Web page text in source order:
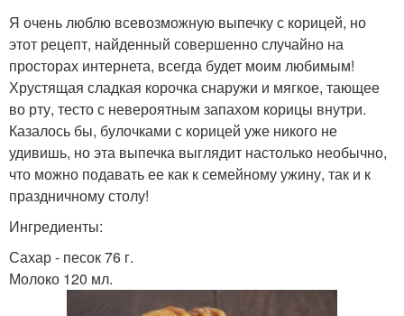
Я очень люблю всевозможную выпечку с корицей, но
этот рецепт, найденный совершенно случайно на
просторах интернета, всегда будет моим любимым!
Хрустящая сладкая корочка снаружи и мягкое, тающее
во рту, тесто с невероятным запахом корицы внутри.
Казалось бы, булочками с корицей уже никого не
удивишь, но эта выпечка выглядит настолько необычно,
что можно подавать ее как к семейному ужину, так и к
праздничному столу!
Ингредиенты:
Сахар - песок 76 г.
Молоко 120 мл.